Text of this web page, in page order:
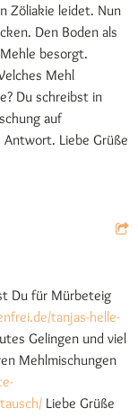
Zöliakie leidet. Nun
Den Boden als
besorgt.
Mehl
Du schreibst in
auf
Liebe Grüße
Du für Mürbeteig
tanjas-helle-
Gelingen und viel
Mehlmischungen
Liebe Grüße